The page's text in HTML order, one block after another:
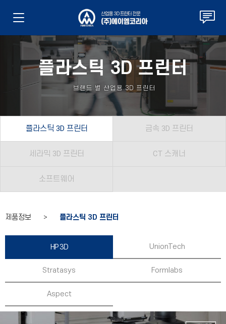
플라스틱 3D 프린터
브랜드 별 산업용 3D 프린터
플라스틱 3D 프린터 금속 3D 프린터
세라믹 3D 프린터 CT 스캐너
소프트웨어
제품정보 > 플라스틱 3D 프린터
HP 3D UnionTech
Stratasys Formlabs
Aspect